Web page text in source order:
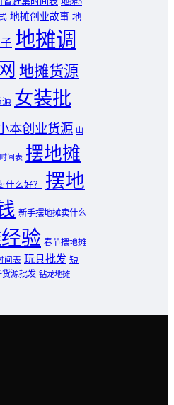
地摊创业故事 地
地摊调
地摊货源
源 女装批
本创业货源 山
间表 摆地摊
什么好？
摆地
新手摆地摊卖什么
验 春节摆地摊
间表 玩具批发 短
货源批发 钻龙地摊